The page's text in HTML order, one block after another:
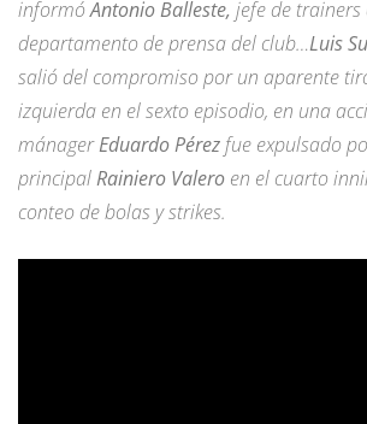
informóAntonio Balleste, jefe de trainers
departamento de prensa del club…Luis
salió del compromiso por un aparente
izquierda en el sexto episodio, en una
mánagerEduardo Pérezfue expulsado
principalRainiero Valero en el cuarto
conteo de bolas y strikes.